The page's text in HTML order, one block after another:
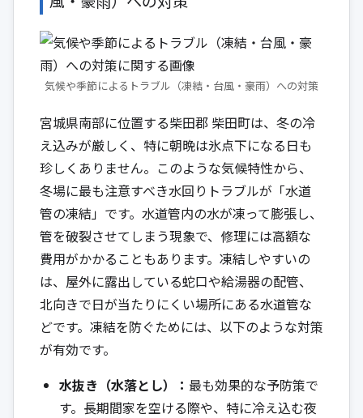
気候や季節によるトラブル（凍結・台風・豪雨）への対策
宮城県南部に位置する柴田郡 柴田町は、冬の冷
え込みが厳しく、特に朝晩は氷点下になる日も
珍しくありません。このような気候特性から、
冬場に最も注意すべき水回りトラブルが「水道
管の凍結」です。水道管内の水が凍って膨張し、
管を破裂させてしまう現象で、修理には高額な
費用がかかることもあります。凍結しやすいの
は、屋外に露出している蛇口や給湯器の配管、
北向きで日が当たりにくい場所にある水道管な
どです。凍結を防ぐためには、以下のような対策
が有効です。
水抜き（水落とし）： 最も効果的な予防策で
す。長期間家を空ける際や、特に冷え込む夜